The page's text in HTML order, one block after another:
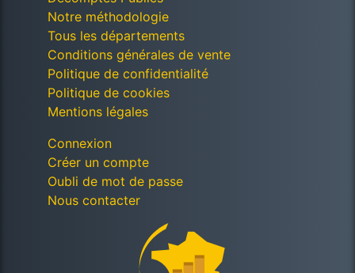
Notre méthodologie
Tous les départements
Conditions générales de vente
Politique de confidentialité
Politique de cookies
Mentions légales
Connexion
Créer un compte
Oubli de mot de passe
Nous contacter